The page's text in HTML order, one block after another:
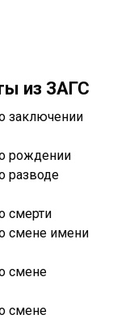
из ЗАГС
заключении
рождении
разводе
смерти
смене имени
смене
смене